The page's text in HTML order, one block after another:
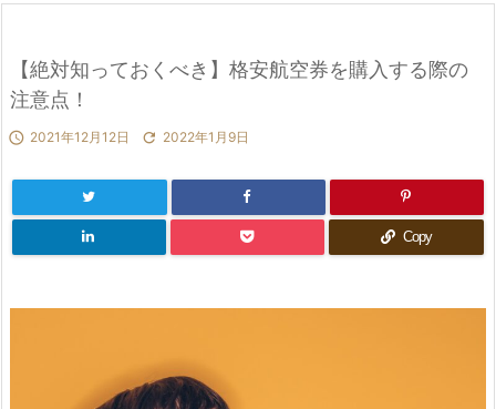

【絶対知っておくべき】格安航空券を購入する際の
注意点！
 2021年12月12日  2022年1月9日
Copy